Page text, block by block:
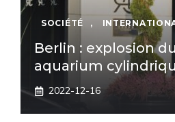
SOCIÉTÉ ,
Berlin : explosion
aquarium
2022-12-16